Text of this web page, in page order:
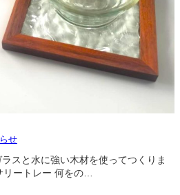
せ
スと水に強い木材を使ってつくりま
ートレー 何をの…